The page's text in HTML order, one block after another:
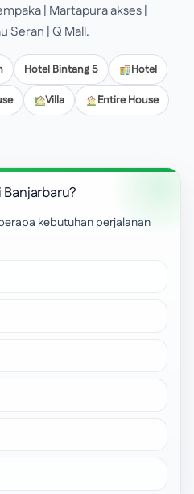
| Martapura akses |
Seran | Q Mall.
Hotel Bintang 5 Hotel
Villa Entire House
kebutuhan perjalanan